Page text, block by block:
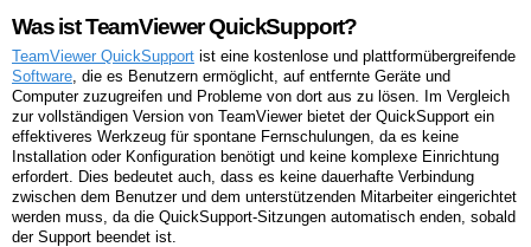
Was ist TeamViewer QuickSupport?
TeamViewer QuickSupport ist eine kostenlose und plattformübergreifende
Software , die es Benutzern ermöglicht, auf entfernte Geräte und
Computer zuzugreifen und Probleme von dort aus zu lösen. Im Vergleich
zur vollständigen Version von TeamViewer bietet der QuickSupport ein
effektiveres Werkzeug für spontane Fernschulungen, da es keine
Installation oder Konfiguration benötigt und keine komplexe Einrichtung
erfordert. Dies bedeutet auch, dass es keine dauerhafte Verbindung
zwischen dem Benutzer und dem unterstützenden Mitarbeiter eingerichtet
werden muss, da die QuickSupport-Sitzungen automatisch enden, sobald
der Support beendet ist.